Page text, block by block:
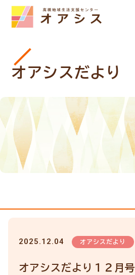
オアシスだより
2025.12.04 オアシスだより
オアシスだより１２月号